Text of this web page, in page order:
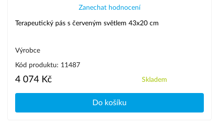
Zanechat hodnocení
Terapeutický pás s červeným světlem 43х20 cm
Výrobce
Kód produktu: 11487
4 074 Kč Skladem
Do košíku